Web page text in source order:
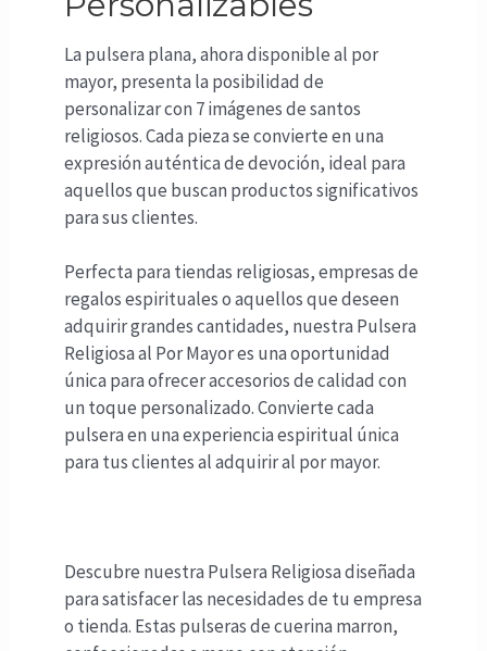
La pulsera plana, ahora disponible al por
mayor, presenta la posibilidad de
personalizar con 7 imágenes de santos
religiosos. Cada pieza se convierte en una
expresión auténtica de devoción, ideal para
aquellos que buscan productos significativos
para sus clientes.
Perfecta para tiendas religiosas, empresas de
regalos espirituales o aquellos que deseen
adquirir grandes cantidades, nuestra Pulsera
Religiosa al Por Mayor es una oportunidad
única para ofrecer accesorios de calidad con
un toque personalizado. Convierte cada
pulsera en una experiencia espiritual única
para tus clientes al adquirir al por mayor.
Descubre nuestra Pulsera Religiosa diseñada
para satisfacer las necesidades de tu empresa
o tienda. Estas pulseras de cuerina marron,